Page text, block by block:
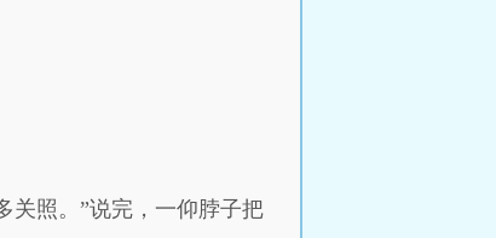
关照。”说完，一仰脖子把